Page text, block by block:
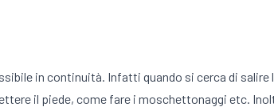
in continuità. Infatti quando si cerca di salire
il piede, come fare i moschettonaggi etc.